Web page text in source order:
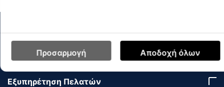
Ο Λογαριασμός μου
Εταιρεία
Εξυπηρέτηση Πελατών
Προσαρμογή Αποδοχή όλων